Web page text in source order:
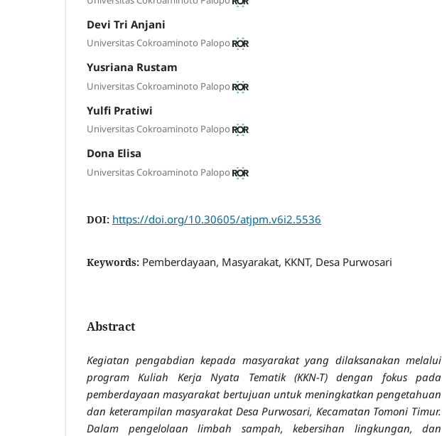
Devi Tri Anjani
Universitas Cokroaminoto Palopo
Yusriana Rustam
Universitas Cokroaminoto Palopo
Yulfi Pratiwi
Universitas Cokroaminoto Palopo
Dona Elisa
Universitas Cokroaminoto Palopo
DOI: https://doi.org/10.30605/atjpm.v6i2.5536
Keywords: Pemberdayaan, Masyarakat, KKNT, Desa Purwosari
Abstract
Kegiatan pengabdian kepada masyarakat yang dilaksanakan melalui
program Kuliah Kerja Nyata Tematik (KKN-T) dengan fokus pada
pemberdayaan masyarakat bertujuan untuk meningkatkan pengetahuan
dan keterampilan masyarakat Desa Purwosari, Kecamatan Tomoni Timur.
Dalam pengelolaan limbah sampah, kebersihan lingkungan, dan